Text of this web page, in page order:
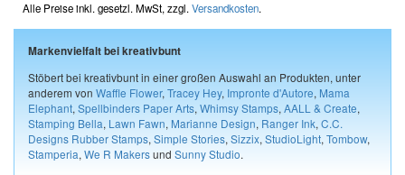
Alle Preise inkl. gesetzl. MwSt, zzgl. Versandkosten.
Markenvielfalt bei kreativbunt
Stöbert bei kreativbunt in einer großen Auswahl an Produkten, unter
anderem von Waffle Flower, Tracey Hey, Impronte d'Autore, Mama
Elephant, Spellbinders Paper Arts, Whimsy Stamps, AALL & Create,
Stamping Bella, Lawn Fawn, Marianne Design, Ranger Ink, C.C.
Designs Rubber Stamps, Simple Stories, Sizzix, StudioLight, Tombow,
Stamperia, We R Makersund Sunny Studio.